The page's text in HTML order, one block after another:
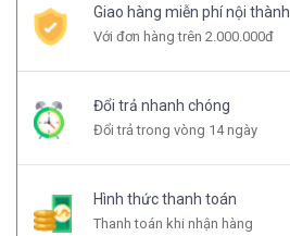
Giao hàng miễn phí nội thành
Với đơn hàng trên 2.000.000đ
Đổi trả nhanh chóng
Đổi trả trong vòng 14 ngày
Hình thức thanh toán
Thanh toán khi nhận hàng